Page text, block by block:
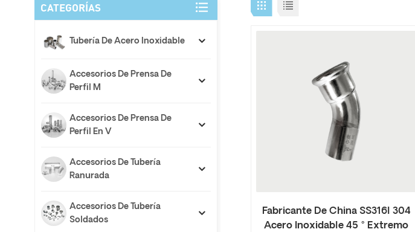
Fabricante De China SS316l 304
Acero Inoxidable 45 ° Extremo
CATEGORÍAS
Tubería De Acero Inoxidable
Accesorios De Prensa De
Perfil M
Accesorios De Prensa De
Perfil En V
Accesorios De Tubería
Ranurada
Accesorios De Tubería
Soldados